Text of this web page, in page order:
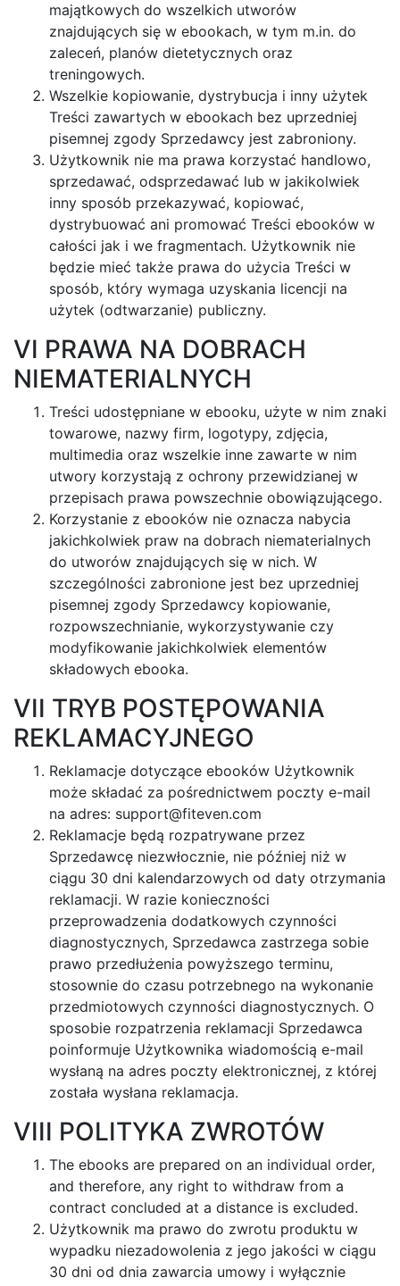
majątkowych do wszelkich utworów
znajdujących się w ebookach, w tym m.in. do
zaleceń, planów dietetycznych oraz
treningowych.
Wszelkie kopiowanie, dystrybucja i inny użytek
Treści zawartych w ebookach bez uprzedniej
pisemnej zgody Sprzedawcy jest zabroniony.
Użytkownik nie ma prawa korzystać handlowo,
sprzedawać, odsprzedawać lub w jakikolwiek
inny sposób przekazywać, kopiować,
dystrybuować ani promować Treści ebooków w
całości jak i we fragmentach. Użytkownik nie
będzie mieć także prawa do użycia Treści w
sposób, który wymaga uzyskania licencji na
użytek (odtwarzanie) publiczny.
VI PRAWA NA DOBRACH
NIEMATERIALNYCH
Treści udostępniane w ebooku, użyte w nim znaki
towarowe, nazwy firm, logotypy, zdjęcia,
multimedia oraz wszelkie inne zawarte w nim
utwory korzystają z ochrony przewidzianej w
przepisach prawa powszechnie obowiązującego.
Korzystanie z ebooków nie oznacza nabycia
jakichkolwiek praw na dobrach niematerialnych
do utworów znajdujących się w nich. W
szczególności zabronione jest bez uprzedniej
pisemnej zgody Sprzedawcy kopiowanie,
rozpowszechnianie, wykorzystywanie czy
modyfikowanie jakichkolwiek elementów
składowych ebooka.
VII TRYB POSTĘPOWANIA
REKLAMACYJNEGO
Reklamacje dotyczące ebooków Użytkownik
może składać za pośrednictwem poczty e-mail
na adres: support@fiteven.com
Reklamacje będą rozpatrywane przez
Sprzedawcę niezwłocznie, nie później niż w
ciągu 30 dni kalendarzowych od daty otrzymania
reklamacji. W razie konieczności
przeprowadzenia dodatkowych czynności
diagnostycznych, Sprzedawca zastrzega sobie
prawo przedłużenia powyższego terminu,
stosownie do czasu potrzebnego na wykonanie
przedmiotowych czynności diagnostycznych. O
sposobie rozpatrzenia reklamacji Sprzedawca
poinformuje Użytkownika wiadomością e-mail
wysłaną na adres poczty elektronicznej, z której
została wysłana reklamacja.
VIII POLITYKA ZWROTÓW
The ebooks are prepared on an individual order,
and therefore, any right to withdraw from a
contract concluded at a distance is excluded.
Użytkownik ma prawo do zwrotu produktu w
wypadku niezadowolenia z jego jakości w ciągu
30 dni od dnia zawarcia umowy i wyłącznie